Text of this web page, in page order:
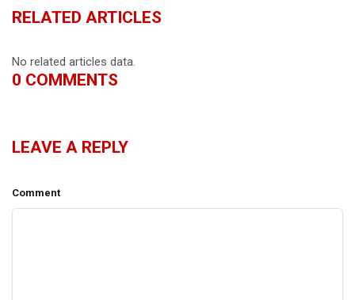
RELATED ARTICLES
No related articles data.
0 COMMENTS
LEAVE A REPLY
Comment